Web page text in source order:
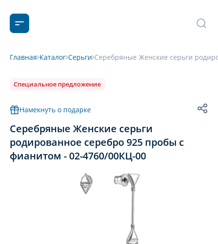
Главная Каталог Серьги Серебряные Женские серьги
Специальное предложение
Намекнуть о подарке
Серебряные Женские серьги
родированное серебро 925 пробы с
фианитом - 02-4760/00КЦ-00